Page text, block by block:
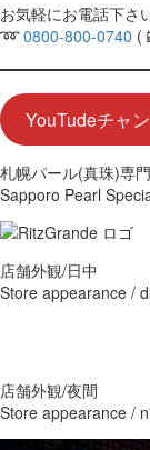
お気軽にお電話下さい
➿0800-800-0740
YouTudeチャ
札幌パール(真珠)専
Sapporo Pearl
店舗外観/日中
Store appearance /
店舗外観/夜間
Store appearance /